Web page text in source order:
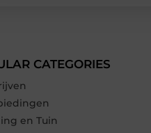
CATEGORIES
en Tuin